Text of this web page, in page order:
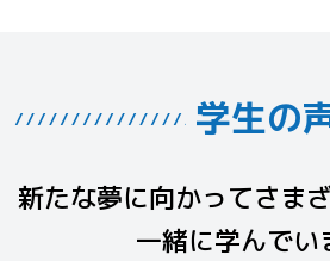
学生の
新たな夢に向かってさま
一緒に学んでい